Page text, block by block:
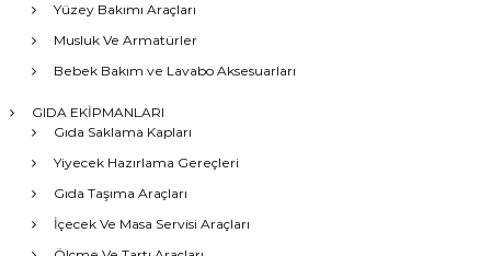
Yüzey Bakımı Araçları
Musluk Ve Armatürler
Bebek Bakım ve Lavabo Aksesuarları
GIDA EKİPMANLARI
Gıda Saklama Kapları
Yiyecek Hazırlama Gereçleri
Gıda Taşıma Araçları
İçecek Ve Masa Servisi Araçları